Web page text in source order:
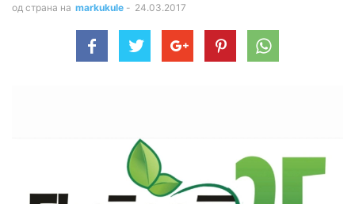
од страна на markukule - 24.03.2017